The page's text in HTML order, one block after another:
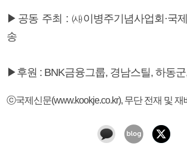
▶공동 주최 : ㈔이병주기념사업회·국
송
▶후원 : BNK금융그룹, 경남스틸, 하동
ⓒ국제신문(www.kookje.co.kr), 무단 전재 및 재